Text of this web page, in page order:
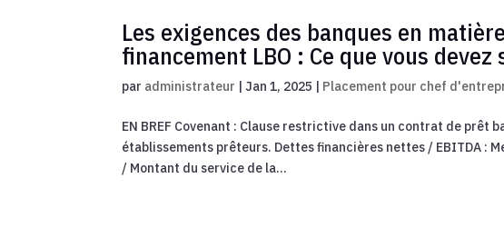
Les exigences des banques en
financement LBO : Ce que vous devez
par administrateur | Jan 1, 2025 | Placement pour chef
EN BREF Covenant : Clause restrictive dans un contrat de
établissements prêteurs. Dettes financières nettes / EBITDA :
/ Montant du service de la...